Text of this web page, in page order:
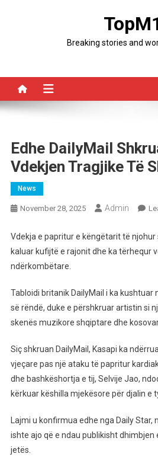
Breaking stories and
Edhe DailyMail
Vdekjen Tragjike Të
News
November 28, 2025 Admin
Vdekja e papritur e këngëtarit të njohur
kaluar kufijtë e rajonit dhe ka tërhequr
ndërkombëtare.
Tabloidi britanik DailyMail i ka kushtuar
së rëndë, duke e përshkruar artistin si
skenës muzikore shqiptare dhe
Siç shkruan DailyMail, Kasapi ka
vjeçare pas një ataku të papritur
dhe bashkëshortja e tij, Selvije Jao,
kërkuar këshilla mjekësore për djalin e
Lajmi u konfirmua edhe nga Daily Star,
ishte ajo që e ndau publikisht
jetës.